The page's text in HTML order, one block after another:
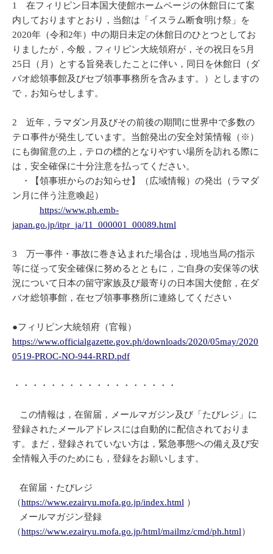
1 在フィリピン日本国大使館ホームページの休館日にて案
内しておりますとおり，当館は「イスラム断食明け祭」を
2020年（令和2年）中の期日未定の休館日のひとつとしてお
りましたが，今般，フィリピン大統領府が，その祝日を5月
25日（月）とする旨発表したことに伴い，同日を休館日（ダ
バオ総領事館及びセブ領事事務所を含みます。）としますの
で，お知らせします。
2 近年，ラマダン月及びその前後の期間に世界中で多数の
テロ事件が発生しています。当館発出の安全対策情報（※）
にも御留意の上，テロの標的となりやすい場所を訪れる際に
は，安全確保に十分注意を払ってください。
・【領事班からのお知らせ】（広域情報）の発出（ラマダ
ン月に伴う注意喚起）
https://www.ph.emb-
japan.go.jp/itpr_ja/11_000001_00089.html
3 万一事件・事故に巻き込まれた場合は，現地当局の指示
等に従って安全確保に努めるとともに，ご自身の安保等の状
況について日本の留守家族及び最寄りの日本国大使館，在ダ
バオ総領事館，在セブ領事事務所に連絡してください
●フィリピン大統領府（官報）
https://www.officialgazette.gov.ph/downloads/2020/05may/2020
0519-PROC-NO-944-RRD.pdf
・・・・・・・・・・・・・・・・・・
この情報は，在留届，メールマガジン及び「たびレジ」に
登録されたメールアドレスには自動的に配信されておりま
す。まだ，登録されていない方は，緊急事態への備え及び安
全情報入手のためにも，登録をお願いします。
在留届・たびレジ
（https://www.ezairyu.mofa.go.jp/index.html ）
メールマガジン登録
（https://www.ezairyu.mofa.go.jp/html/mailmz/cmd/ph.html）